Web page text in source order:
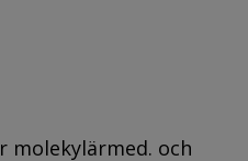
molekylärmed. och